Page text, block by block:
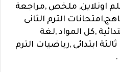
اونلاين, ملخص ,مراجعة
الترم الثانى
,كل المواد ,لغة
ابتدائى ,رياضيات الترم
.